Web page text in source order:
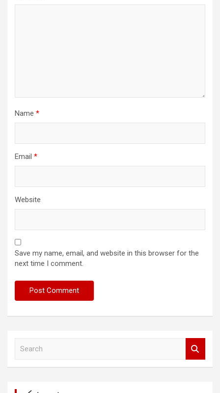
Name *
Email *
Website
Save my name, email, and website in this browser for the
next time I comment.